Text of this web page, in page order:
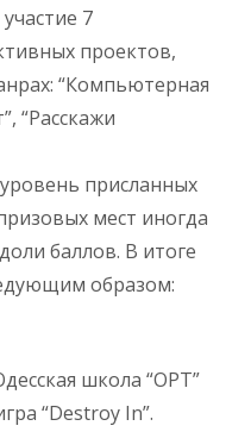
7
проектов,
“Компьютерная
“Расскажи
присланных
мест иногда
баллов. В итоге
образом:
школа “ОРТ”
“Destroy In”.